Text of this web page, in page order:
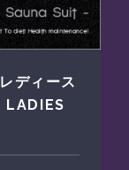
ディース
LADIES